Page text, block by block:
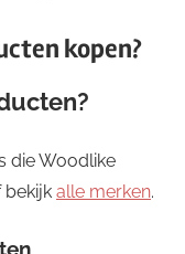
kopen?
die Woodlike
bekijk alle merken.